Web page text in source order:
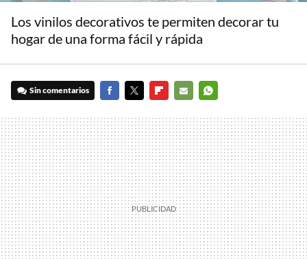
Los vinilos decorativos te permiten decorar tu
hogar de una forma fácil y rápida
Sin comentarios
MAIL